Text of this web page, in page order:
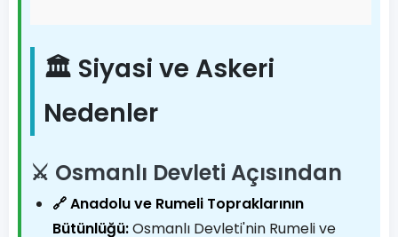
🏛️ Siyasi ve Askeri
Nedenler
⚔️ Osmanlı Devleti Açısından
🔗 Anadolu ve Rumeli Topraklarının
Bütünlüğü:Osmanlı Devleti'nin Rumeli ve